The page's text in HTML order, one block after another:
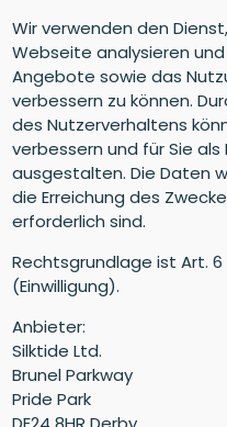
Wir verwenden den
Webseite analysieren
Angebote sowie das
verbessern zu können.
des Nutzerverhaltens
verbessern und für Sie
ausgestalten. Die Daten
die Erreichung des
erforderlich sind.
Rechtsgrundlage ist Art. 6
(Einwilligung).
Anbieter:
Silktide Ltd.
Brunel Parkway
Pride Park